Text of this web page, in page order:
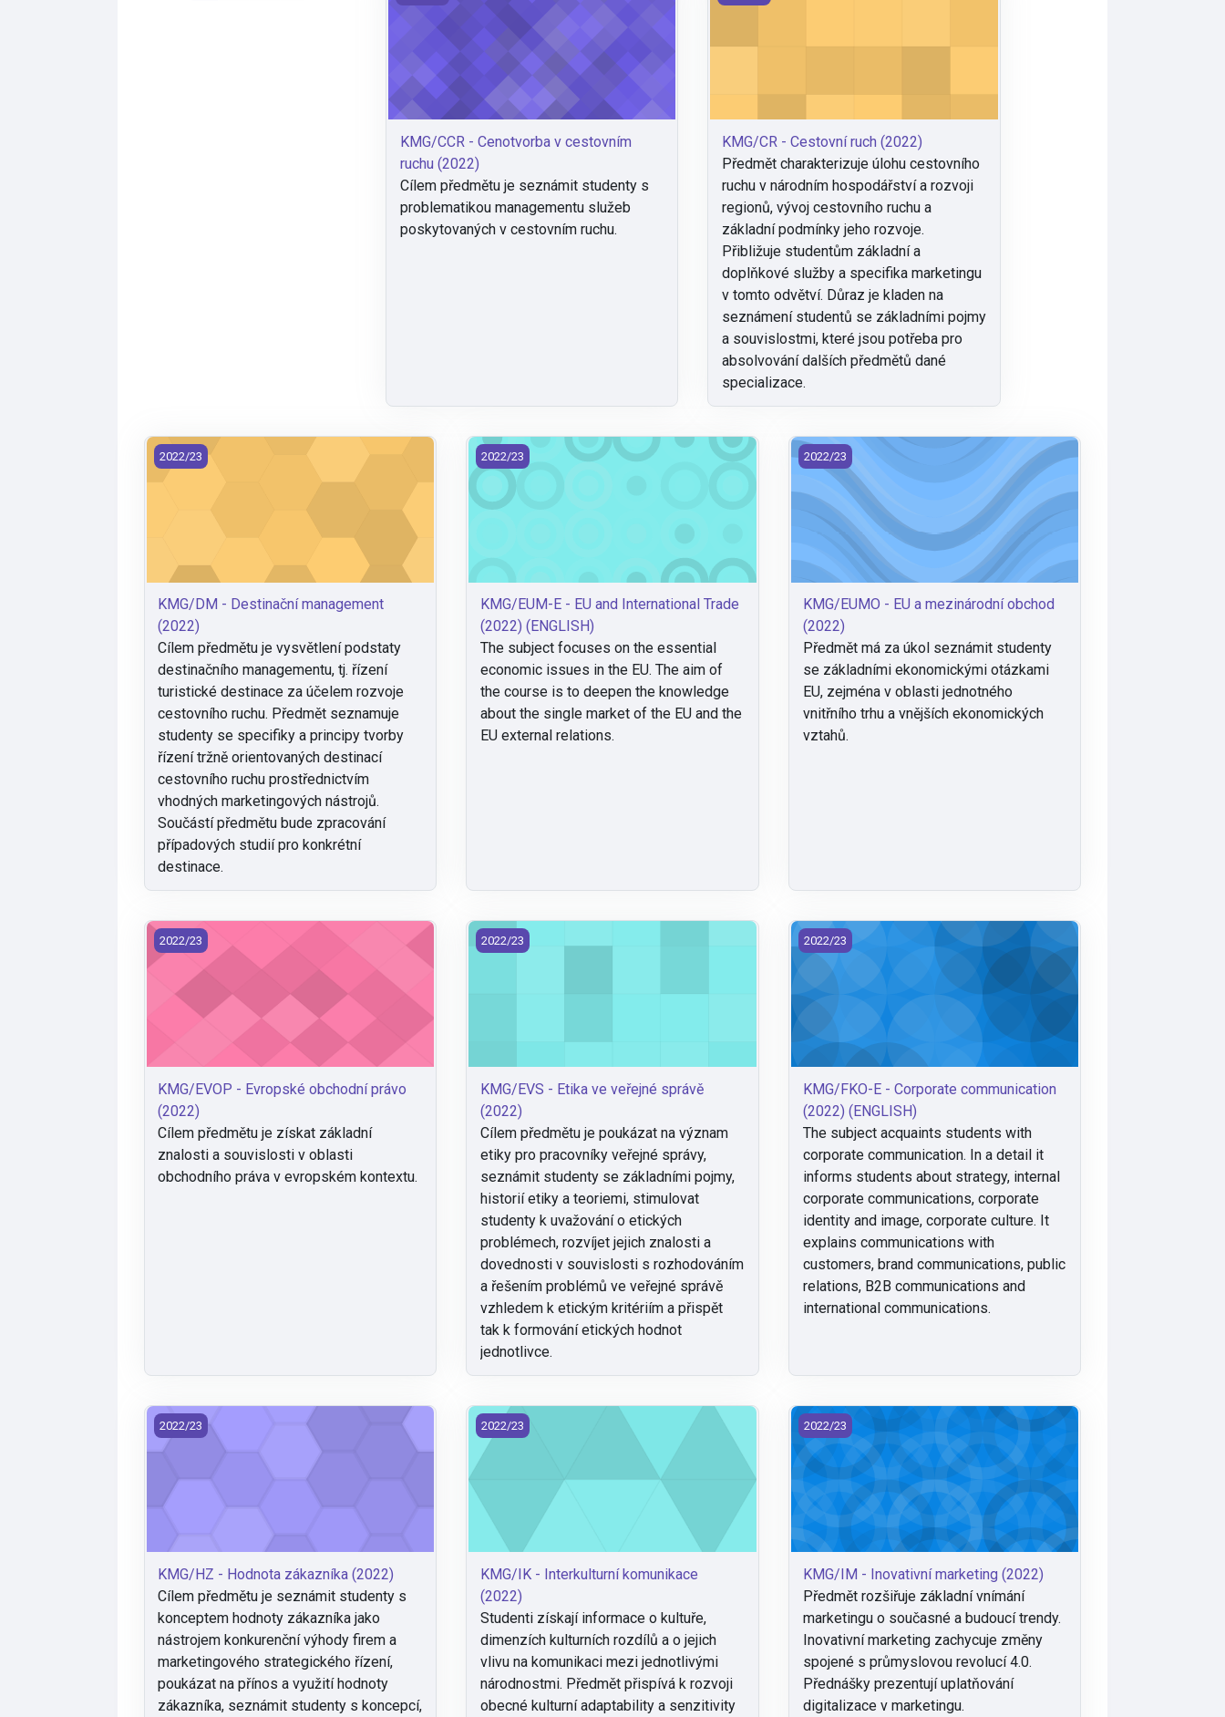
KMG/CCR - Cenotvorba v cestovním
ruchu (2022)
Cílem předmětu je seznámit studenty s
problematikou managementu služeb
poskytovaných v cestovním ruchu.
KMG/CR - Cestovní ruch (2022)
Předmět charakterizuje úlohu cestovního
ruchu v národním hospodářství a rozvoji
regionů, vývoj cestovního ruchu a
základní podmínky jeho rozvoje.
Přibližuje studentům základní a
doplňkové služby a specifika marketingu
v tomto odvětví. Důraz je kladen na
seznámení studentů se základními pojmy
a souvislostmi, které jsou potřeba pro
absolvování dalších předmětů dané
specializace.
KMG/DM - Destinační management (2022)
2022/23
KMG/DM - Destinační management
(2022)
Cílem předmětu je vysvětlení podstaty
destinačního managementu, tj. řízení
turistické destinace za účelem rozvoje
cestovního ruchu. Předmět seznamuje
studenty se specifiky a principy tvorby
řízení tržně orientovaných destinací
cestovního ruchu prostřednictvím
vhodných marketingových nástrojů.
Součástí předmětu bude zpracování
případových studií pro konkrétní
destinace.
KMG/EUM-E - EU and International Trade (2022) (ENGLISH)
2022/23
KMG/EUM-E - EU and International Trade
(2022) (ENGLISH)
The subject focuses on the essential
economic issues in the EU. The aim of
the course is to deepen the knowledge
about the single market of the EU and the
EU external relations.
KMG/EUMO - EU a mezinárodní obchod (2022)
2022/23
KMG/EUMO - EU a mezinárodní obchod
(2022)
Předmět má za úkol seznámit studenty
se základními ekonomickými otázkami
EU, zejména v oblasti jednotného
vnitřního trhu a vnějších ekonomických
vztahů.
KMG/EVOP - Evropské obchodní právo (2022)
2022/23
KMG/EVOP - Evropské obchodní právo
(2022)
Cílem předmětu je získat základní
znalosti a souvislosti v oblasti
obchodního práva v evropském kontextu.
KMG/EVS - Etika ve veřejné správě (2022)
2022/23
KMG/EVS - Etika ve veřejné správě
(2022)
Cílem předmětu je poukázat na význam
etiky pro pracovníky veřejné správy,
seznámit studenty se základními pojmy,
historií etiky a teoriemi, stimulovat
studenty k uvažování o etických
problémech, rozvíjet jejich znalosti a
dovednosti v souvislosti s rozhodováním
a řešením problémů ve veřejné správě
vzhledem k etickým kritériím a přispět
tak k formování etických hodnot
jednotlivce.
KMG/FKO-E - Corporate communication (2022) (ENGLISH)
2022/23
KMG/FKO-E - Corporate communication
(2022) (ENGLISH)
The subject acquaints students with
corporate communication. In a detail it
informs students about strategy, internal
corporate communications, corporate
identity and image, corporate culture. It
explains communications with
customers, brand communications, public
relations, B2B communications and
international communications.
KMG/HZ - Hodnota zákazníka (2022)
2022/23
KMG/HZ - Hodnota zákazníka (2022)
Cílem předmětu je seznámit studenty s
konceptem hodnoty zákazníka jako
nástrojem konkurenční výhody firem a
marketingového strategického řízení,
poukázat na přínos a využití hodnoty
zákazníka, seznámit studenty s koncepcí,
KMG/IK - Interkulturní komunikace (2022)
2022/23
KMG/IK - Interkulturní komunikace
(2022)
Studenti získají informace o kultuře,
dimenzích kulturních rozdílů a o jejich
vlivu na komunikaci mezi jednotlivými
národnostmi. Předmět přispívá k rozvoji
obecné kulturní adaptability a senzitivity
KMG/IM - Inovativní marketing (2022)
2022/23
KMG/IM - Inovativní marketing (2022)
Předmět rozšiřuje základní vnímání
marketingu o současné a budoucí trendy.
Inovativní marketing zachycuje změny
spojené s průmyslovou revolucí 4.0.
Přednášky prezentují uplatňování
digitalizace v marketingu.